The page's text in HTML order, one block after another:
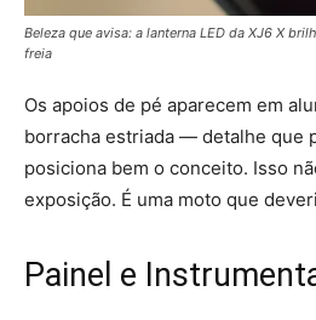
Beleza que avisa: a lanterna LED da XJ6 X
freia
Os apoios de pé aparecem em
borracha estriada — detalhe que
posiciona bem o conceito. Isso
exposição. É uma moto que
Painel e